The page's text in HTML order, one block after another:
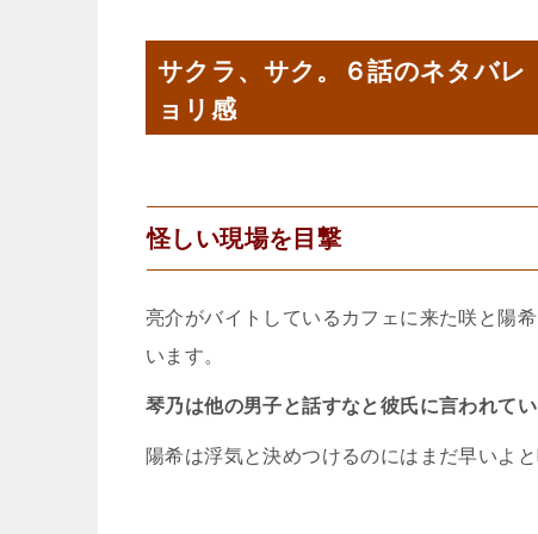
サクラ、サク。６話のネタバレ
ョリ感
怪しい現場を目撃
亮介がバイトしているカフェに来た咲と陽
います。
琴乃は他の男子と話すなと彼氏に言われて
陽希は浮気と決めつけるのにはまだ早いよと